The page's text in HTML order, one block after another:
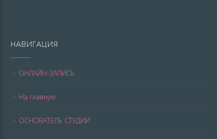
НАВИГАЦИЯ
ОНЛАЙН-ЗАПИСЬ
На главную
ОСНОВАТЕЛЬ СТУДИИ